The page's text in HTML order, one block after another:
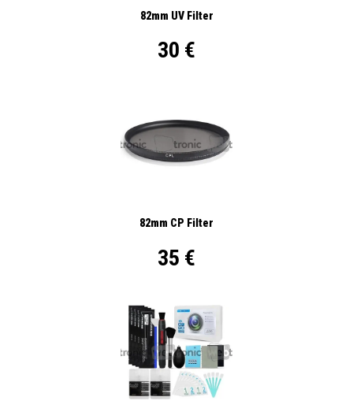
82mm UV Filter
30 €
82mm CP Filter
35 €